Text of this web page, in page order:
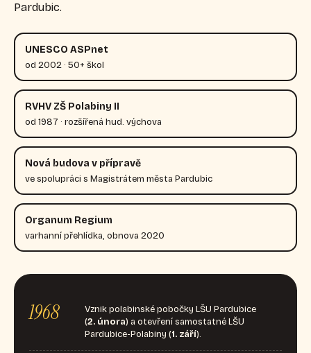
Pardubic.
UNESCO ASPnet
od 2002 · 50+ škol
RVHV ZŠ Polabiny II
od 1987 · rozšířená hud. výchova
Nová budova v přípravě
ve spolupráci s Magistrátem města Pardubic
Organum Regium
varhanní přehlídka, obnova 2020
1968
Vznik polabinské pobočky LŠU Pardubice
(2. února) a otevření samostatné LŠU
Pardubice-Polabiny (1. září).